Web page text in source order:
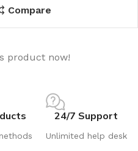
Compare
product now!
24/7 Support
Unlimited help desk